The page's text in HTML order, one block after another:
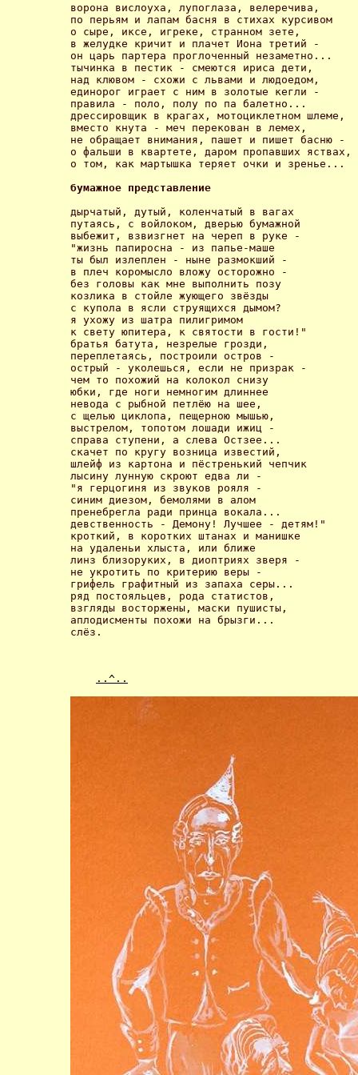
ворона вислоуха, лупоглаза, велеречива,
по перьям и лапам басня в стихах курсивом
о сыре, иксе, игреке, странном зете,
в желудке кричит и плачет Иона третий -
он царь партера проглоченный незаметно...
тычинка в пестик - смеются ириса дети,
над клювом - схожи с львами и людоедом,
единорог играет с ним в золотые кегли -
правила - поло, полу по па балетно...
дрессировщик в крагах, мотоциклетном шлеме,
вместо кнута - меч перекован в лемех,
не обращает внимания, пашет и пишет басню -
о фальши в квартете, даром пропавших яствах,
о том, как мартышка теряет очки и зренье...
бумажное представление
дырчатый, дутый, коленчатый в вагах
путаясь, с войлоком, дверью бумажной
выбежит, взвизгнет на череп в руке -
"жизнь папиросна - из папье-маше
ты был излеплен - ныне размокший -
в плеч коромысло вложу осторожно -
без головы как мне выполнить позу
козлика в стойле жующего звёзды
с купола в ясли струящихся дымом?
я ухожу из шатра пилигримом
к свету юпитера, к святости в гости!"
братья батута, незрелые грозди,
переплетаясь, построили остров -
острый - уколешься, если не призрак -
чем то похожий на колокол снизу
юбки, где ноги немногим длиннее
невода с рыбной петлёю на шее,
с щелью циклопа, пещерною мышью,
выстрелом, топотом лошади ижиц -
справа ступени, а слева Остзее...
скачет по кругу возница известий,
шлейф из картона и пёстренький чепчик
лысину лунную скроют едва ли -
"я герцогиня из звуков рояля -
синим диезом, бемолями в алом
пренебрегла ради принца вокала...
девственность - Демону! Лучшее - детям!"
кроткий, в коротких штанах и манишке
на удаленьи хлыста, или ближе
линз близоруких, в диоптриях зверя -
не укротить по критерию веры -
грифель графитный из запаха серы...
ряд постояльцев, рода статистов,
взгляды восторжены, маски пушисты,
аплодисменты похожи на брызги...
слёз.
..^..